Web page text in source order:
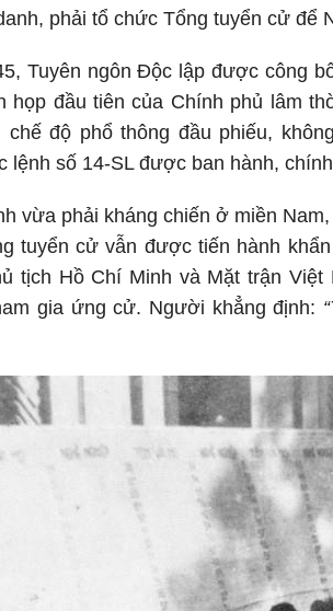
phải tổ chức Tổng tuyển cử để
Tuyên ngôn Độc lập được công
họp đầu tiên của Chính phủ lâm
độ phổ thông đầu phiếu,
lệnh số 14-SL được ban hành,
vừa phải kháng chiến ở miền
tuyển cử vẫn được tiến hành
tịch Hồ Chí Minh và Mặt trận
gia ứng cử. Người khẳng định: